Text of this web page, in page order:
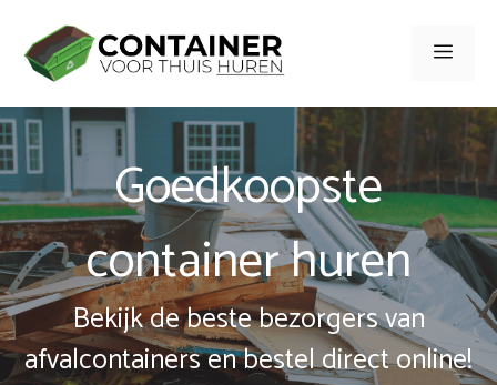
naar
inhoud
Menu
Goedkoopste
container huren
Bekijk de beste bezorgers van
afvalcontainers en bestel direct online!